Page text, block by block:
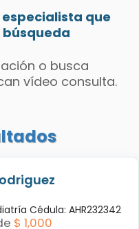
que
o busca
vídeo consulta.
Cédula: AHR232342
$ 1,000